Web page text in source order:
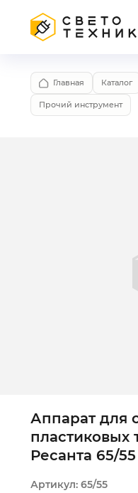
Главная Каталог
Прочий инструмент
Аппарат для
пластиковых
Ресанта 65/55
Артикул: 65/55